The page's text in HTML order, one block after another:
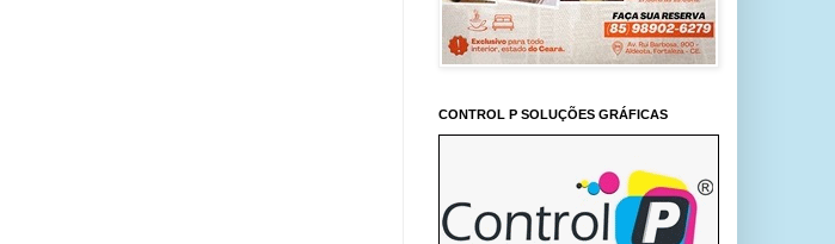
CONTROL P SOLUÇÕES GRÁFICAS